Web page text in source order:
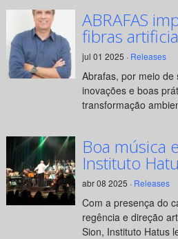
ABRAFAS
fibras
jul 01 2025 · Releases
Abrafas, por meio de
inovações e boas
transformação
Boa música
Instituto
abr 08 2025 · Releases
Com a presença do
regência e direção
Sion, Instituto Hatus